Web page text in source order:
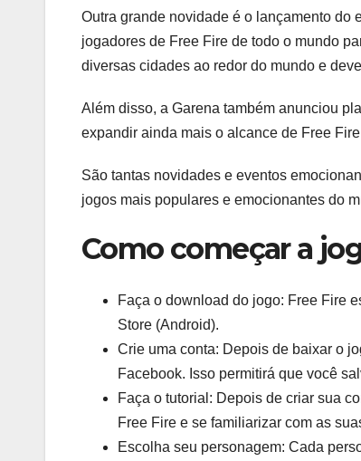
Outra grande novidade é o lançamento do
jogadores de Free Fire de todo o mundo
diversas cidades ao redor do mundo e
Além disso, a Garena também anunciou
expandir ainda mais o alcance de Free
São tantas novidades e eventos
jogos mais populares e emocionantes do
Como começar a
Faça o download do jogo: Free Fire
Store (Android).
Crie uma conta: Depois de baixar o
Facebook. Isso permitirá que você
Faça o tutorial: Depois de criar sua
Free Fire e se familiarizar com as
Escolha seu personagem: Cada